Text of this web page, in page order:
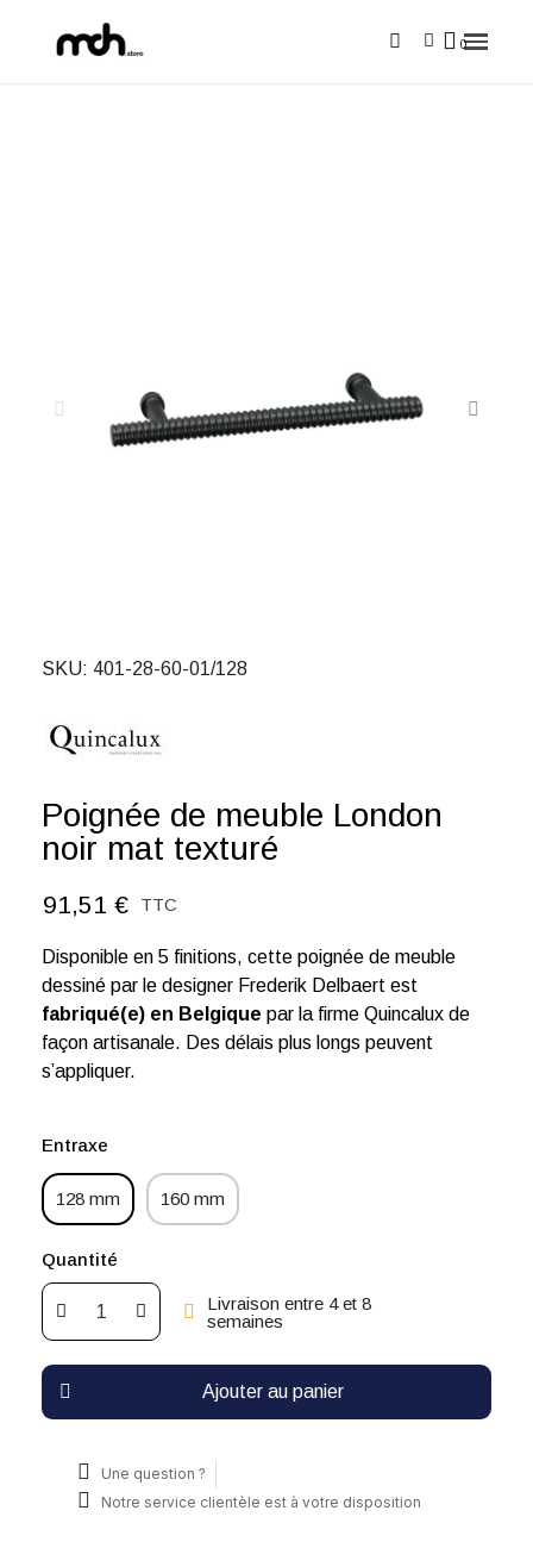
SKU 401-28-60-01/128
Poignée de meuble London
noir mat texturé
91,51 € TTC
Disponible en 5 finitions, cette poignée de meuble
dessiné par le designer Frederik Delbaert est
fabriqué(e) en Belgique par la firme Quincalux de
façon artisanale. Des délais plus longs peuvent
s’appliquer.
Entraxe
128 mm 160 mm
Quantité
Livraison entre 4 et 8
semaines
Ajouter au panier
Une question ?
Notre service clientèle est à votre disposition